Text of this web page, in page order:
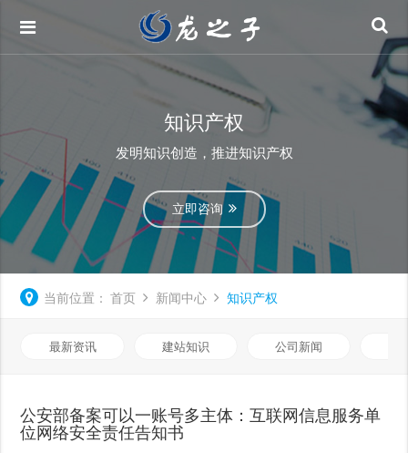
知识产权
发明知识创造，推进知识产权
立即咨询
当前位置： 首页 新闻中心 知识产权
最新资讯 建站知识 公司新闻
公安部备案可以一账号多主体：互联网信息服务单
位网络安全责任告知书